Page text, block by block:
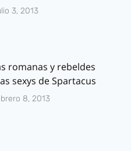
3, 2013
romanas y rebeldes
sexys de Spartacus
8, 2013